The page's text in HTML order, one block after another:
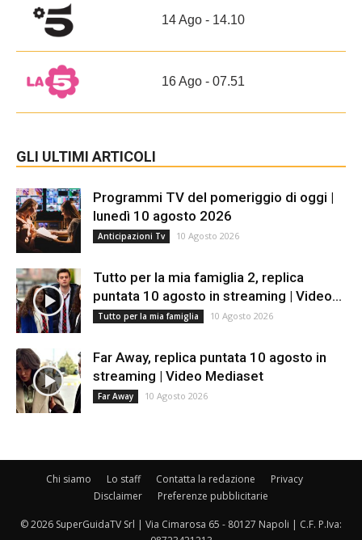
14 Ago - 14.10
16 Ago - 07.51
GLI ULTIMI ARTICOLI
Programmi TV del pomeriggio di oggi |
lunedì 10 agosto 2026
Anticipazioni Tv 10 Agosto 2026
Tutto per la mia famiglia 2, replica
puntata 10 agosto in streaming | Video...
Tutto per la mia famiglia 10 Agosto 2026
Far Away, replica puntata 10 agosto in
streaming | Video Mediaset
Far Away 10 Agosto 2026
Chi siamo Lo staff Contatta la redazione
Privacy
Disclaimer
Preferenze pubblicitarie
© 2026 SuperGuidaTV Srl | Via Cimarosa 65 - 80127 Napoli | C.F. P.Iva: